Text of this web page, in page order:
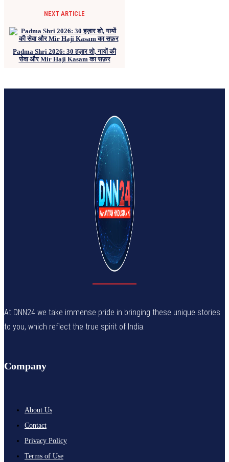
NEXT ARTICLE
Padma Shri 2026: 30 हज़ार शो, गायों की
सेवा और Mir Haji Kasam का सफ़र
At DNN24 we take immense pride in bringing these unique stories
to you, which reflect the true spirit of India.
Company
About Us
Contact
Privacy Policy
Terms of Use